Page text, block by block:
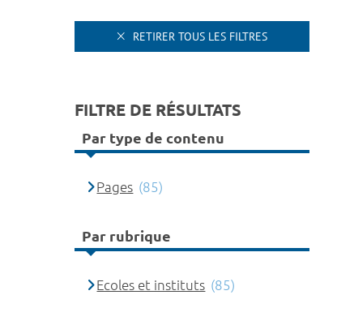
RETIRER TOUS LES FILTRES
FILTRE DE RÉSULTATS
Par type de contenu
Pages (85)
Par rubrique
Ecoles et instituts (85)